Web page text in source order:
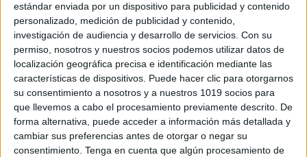
estándar enviada por un dispositivo para publicidad y contenido
personalizado, medición de publicidad y contenido,
investigación de audiencia y desarrollo de servicios. Con su
permiso, nosotros y nuestros socios podemos utilizar datos de
localización geográfica precisa e identificación mediante las
características de dispositivos. Puede hacer clic para otorgarnos
su consentimiento a nosotros y a nuestros 1019 socios para
que llevemos a cabo el procesamiento previamente descrito. De
forma alternativa, puede acceder a información más detallada y
cambiar sus preferencias antes de otorgar o negar su
consentimiento. Tenga en cuenta que algún procesamiento de
Alimentación y nutrición infantil I
Lactancia Materna
Publicado el 11 agosto, 2013
Como hicimos anterirmente con todos aquellos
materiales y documentos sobre estimulación temprana
y desarrollo que nos han sido de utilidad con nuestro
bebe. Recopilatorio de Materiales: Atención temprana
Estimulación Precoz […]